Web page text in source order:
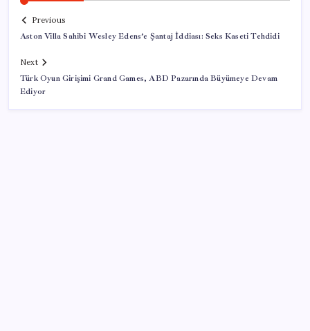
Previous
Aston Villa Sahibi Wesley Edens’e Şantaj İddiası: Seks Kaseti Tehdidi
Next
Türk Oyun Girişimi Grand Games, ABD Pazarında Büyümeye Devam
Ediyor